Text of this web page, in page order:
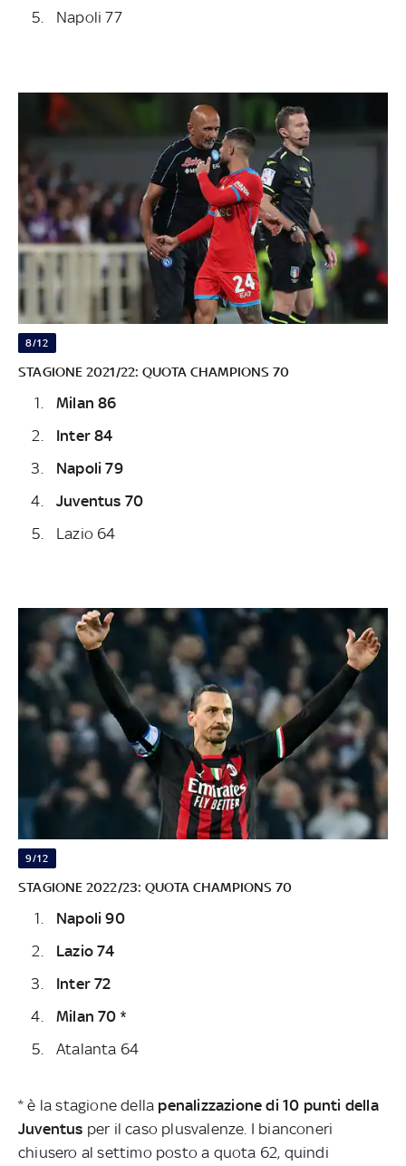
Napoli 77
8/12
STAGIONE 2021/22: QUOTA CHAMPIONS 70
Milan 86
Inter 84
Napoli 79
Juventus 70
Lazio 64
9/12
STAGIONE 2022/23: QUOTA CHAMPIONS 70
Napoli 90
Lazio 74
Inter 72
Milan 70 *
Atalanta 64
* è la stagione della penalizzazione di 10 punti della
Juventus per il caso plusvalenze. I bianconeri
chiusero al settimo posto a quota 62, quindi